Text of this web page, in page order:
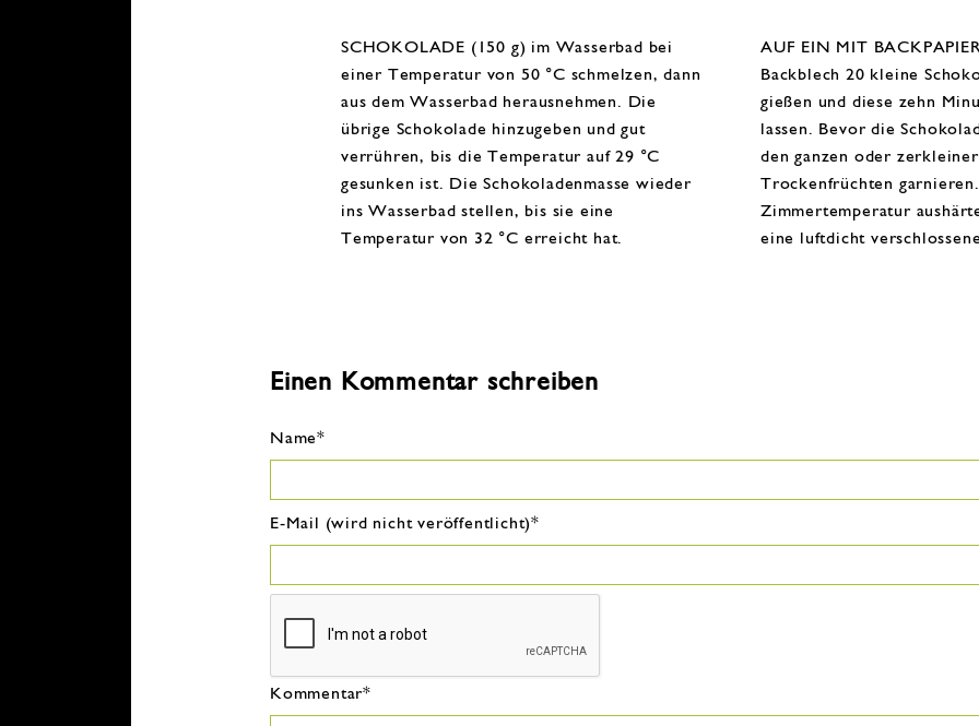
SCHOKOLADE (150 g) im Wasserbad bei
einer Temperatur von 50 °C schmelzen, dann
aus dem Wasserbad herausnehmen. Die
übrige Schokolade hinzugeben und gut
verrühren, bis die Temperatur auf 29 °C
gesunken ist. Die Schokoladenmasse wieder
ins Wasserbad stellen, bis sie eine
Temperatur von 32 °C erreicht hat.
AUF EIN MIT BACKPAPIER
Backblech 20 kleine
gießen und diese zehn
lassen. Bevor die
den ganzen oder
Trockenfrüchten garnieren.
Zimmertemperatur
eine luftdicht verschlossene
Einen Kommentar schreiben
Pflichtfeld
Name*
Pflichtfeld
E-Mail (wird nicht veröffentlicht)*
Pflichtfeld
Kommentar*